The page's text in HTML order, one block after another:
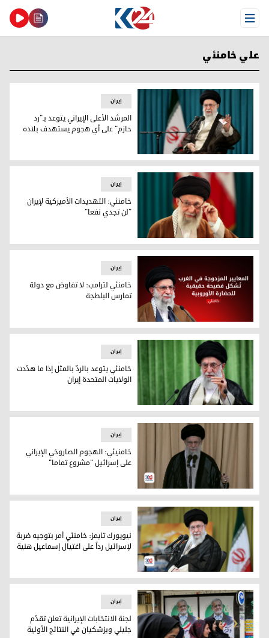
Open Menu
علي خامنئي
المرشد الأعلى الإيراني يتوعد بـ"رد حازم" على أي هجوم
إيران
المرشد الأعلى الإيراني يتوعد بـ"رد
حازم" على أي هجوم يستهدف بلاده
خامنئي: التهديدات الأميركية لإيران "لن تجدي نفعا"
إيران
خامنئي: التهديدات الأميركية لإيران
"لن تجدي نفعا"
خامنئي لترامب: لا تفاوض مع دولة تمارس البلطجة
إيران
خامنئي لترامب: لا تفاوض مع دولة
تمارس البلطجة
خامنئي يتوعد بالردّ بالمثل إذا ما هدّدت الولايات المتحدة إيران
إيران
خامنئي يتوعد بالردّ بالمثل إذا ما هدّدت
الولايات المتحدة إيران
خامنيئي: الهجوم الصاروخي الإيراني على إسرائيل "مشروع تماما"
إيران
خامنيئي: الهجوم الصاروخي الإيراني
على إسرائيل "مشروع تماما"
المرشد الأعلى الإيراني علي خامنئي
إيران
نيويورك تايمز: خامنئي أمر بتوجيه ضربة
لإسرائيل رداً على اغتيال إسماعيل هنية
إيران
لجنة الانتخابات الإيرانية تعلن تقدّم
جليلي وبزشكيان في النتائج الأولية